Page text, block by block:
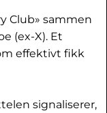
Club» sammen
(ex-X). Et
effektivt fikk
signaliserer,